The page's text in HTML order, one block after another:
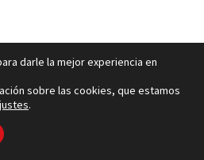
darle la mejor experiencia en
sobre las cookies, que estamos
.